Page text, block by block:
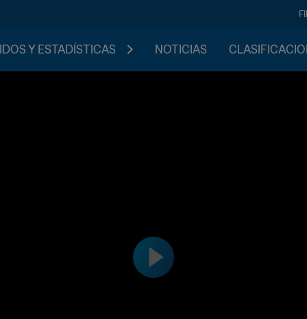
Y ESTADÍSTICAS NOTICIAS